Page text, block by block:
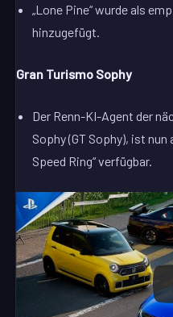
„Lone Pine“ wurde als
hinzugefügt.
Gran Turismo Sophy
Der Renn-KI-Agent der
Sophy (GT Sophy), ist nun
Speed Ring“ verfügbar.